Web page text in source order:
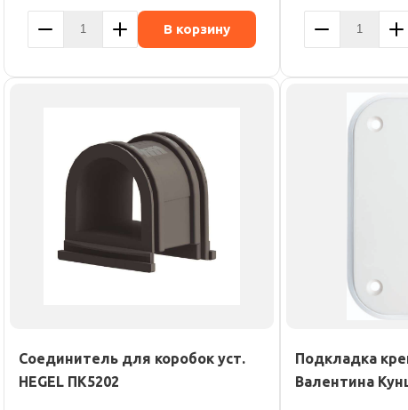
В корзину
Соединитель для коробок уст.
HEGEL ПК5202
Подкладка
Валентина